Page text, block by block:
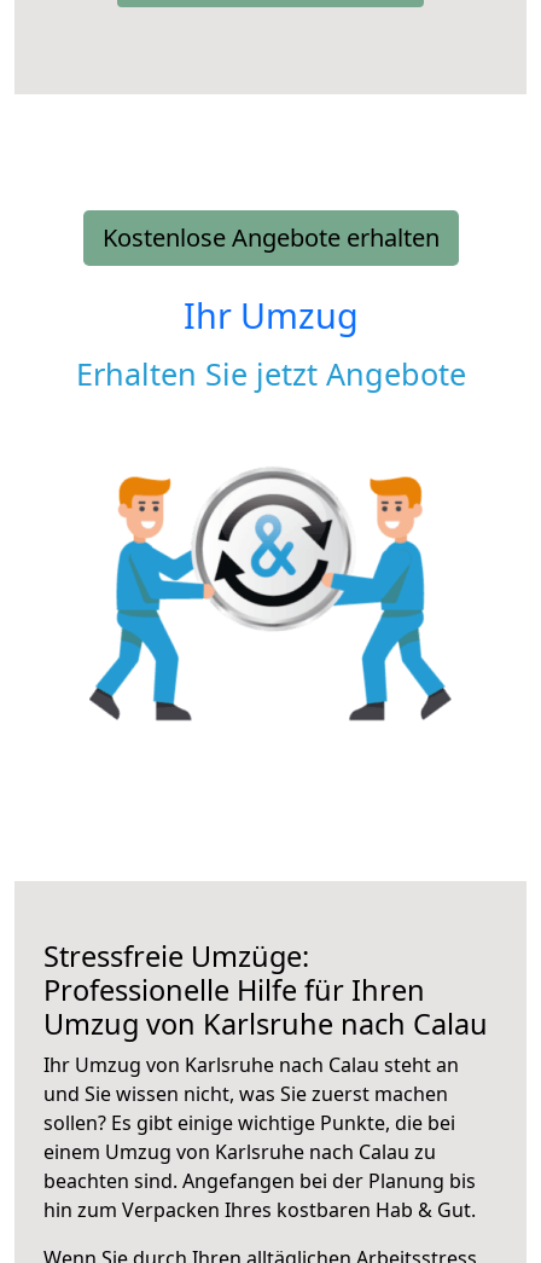
Kostenlose Angebote erhalten
Ihr Umzug
Erhalten Sie jetzt Angebote
Stressfreie Umzüge:
Professionelle Hilfe für Ihren
Umzug von Karlsruhe nach Calau
Ihr Umzug von Karlsruhe nach Calau steht an
und Sie wissen nicht, was Sie zuerst machen
sollen? Es gibt einige wichtige Punkte, die bei
einem Umzug von Karlsruhe nach Calau zu
beachten sind. Angefangen bei der Planung bis
hin zum Verpacken Ihres kostbaren Hab & Gut.